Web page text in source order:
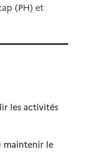
(PH) et
les activités
maintenir le